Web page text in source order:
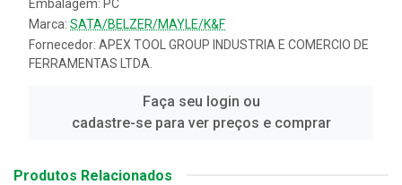
Embalagem: PC
Marca: SATA/BELZER/MAYLE/K&F
Fornecedor: APEX TOOL GROUP INDUSTRIA E COMERCIO DE
FERRAMENTAS LTDA.
Faça seu login ou
cadastre-se para ver preços e comprar
Produtos Relacionados